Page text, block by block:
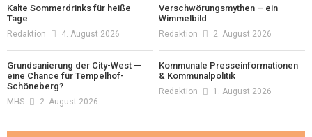
Kalte Sommerdrinks für heiße
Tage
Redaktion 4. August 2026
Verschwörungsmythen – ein
Wimmelbild
Redaktion 2. August 2026
Grundsanierung der City-West —
eine Chance für Tempelhof-
Schöneberg?
MHS 2. August 2026
Kommunale Presseinformationen
& Kommunalpolitik
Redaktion 1. August 2026